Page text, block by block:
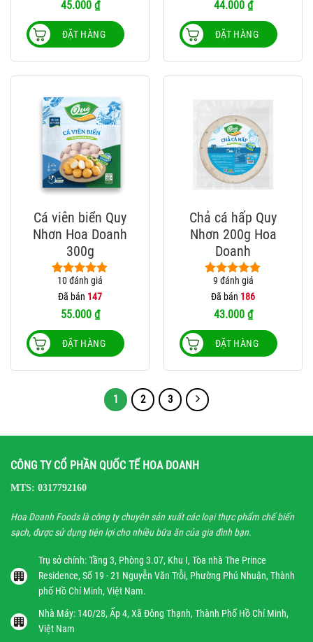
45.000 ₫
ĐẶT HÀNG
44.000 ₫
ĐẶT HÀNG
Các
tùy
Cá viên biển Quy
Nhơn Hoa Doanh
300g
4.90trên 5
dựa trên
10
đánh giá
10đánh giá
Đã bán 147
55.000 ₫
ĐẶT HÀNG
Chả cá hấp Quy
Nhơn 200g Hoa
Doanh
4.89trên 5
dựa trên
đánh giá
9 đánh giá
Đã bán 186
43.000 ₫
ĐẶT HÀNG
1 2 3
CÔNG TY CỔ PHẦN QUỐC TẾ HOA DOANH
MTS: 0317792160
Hoa Doanh Foods là công ty chuyên sản xuất các loại thực phẩm chế biến
sạch, được sử dụng tiện lợi cho nhiều bữa ăn của gia đình bạn.
Trụ sở chính: Tầng 3, Phòng 3.07, Khu I, Tòa nhà The Prince
Residence, Số 19 - 21 Nguyễn Văn Trỗi, Phường Phú Nhuận, Thành
phố Hồ Chí Minh, Việt Nam.
Nhà Máy: 140/28, Ấp 4, Xã Đông Thạnh, Thành Phố Hồ Chí Minh,
Việt Nam